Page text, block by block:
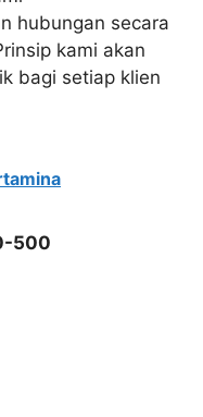
hubungan secara
kami akan
bagi setiap klien
500